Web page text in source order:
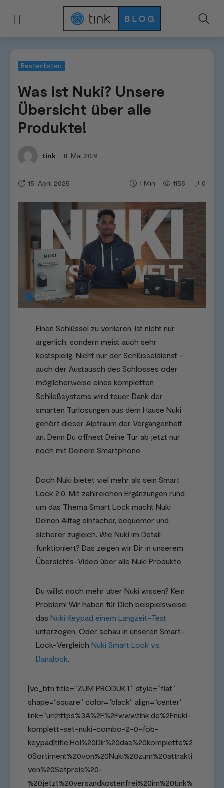
Bestenlisten
Was ist Nuki? Unsere
Übersicht über alle
Produkte!
tink 11. Mai 2019
0
1155
1 Min.
15. April 2025
Einen Schlüssel zu verlieren, ist nicht nur
ärgerlich, sondern meist auch sehr
kostspielig. Nicht nur der Schlüsseldienst –
auch der Austausch des Schlosses oder
möglicherweise eines kompletten
Schließsystems wird teuer. Dank der
smarten Türlösungen aus dem Hause Nuki
gehört dieser Alptraum der Vergangenheit
an. Denn Du öffnest Deine Tür ab jetzt nur
noch mit Deinem Smartphone.
Doch Nuki bietet viel mehr als sein Smart
Lock 2.0. Mit zahlreichen Ergänzungen rund
um das Thema Smart Lock macht Nuki
Deinen Alltag einfacher, bequemer und
sicherer zugleich. Wie Nuki im Detail
funktioniert? Das zeigen wir Dir in unserem
Übersichts-Video über alle Nuki Produkte.
Du willst noch mehr über Nuki wissen? Kein
Problem! Wir haben für Dich beispielsweise
das Nuki Keypad einem Langzeit-Test
unterzogen. Oder schau in unseren Smart-
Lock-Vergleich Nuki Smart Lock vs.
Danalock
[vc_btn title=“ZUM PRODUKT“ style=“flat“
shape=“square“ color=“black“ align=“center“
link=“url:https%3A%2F%2Fwww.tink.de%2Fnuki-
komplett-set-nuki-combo-2-0-fob-
keypad|title:Hol%20Dir%20das%20komplette%2
0Sortiment%20von%20Nuki%20zum%20attrakti
ven%20Setpreis%20-
%20jetzt%20versandkostenfrei%20im%20tink%